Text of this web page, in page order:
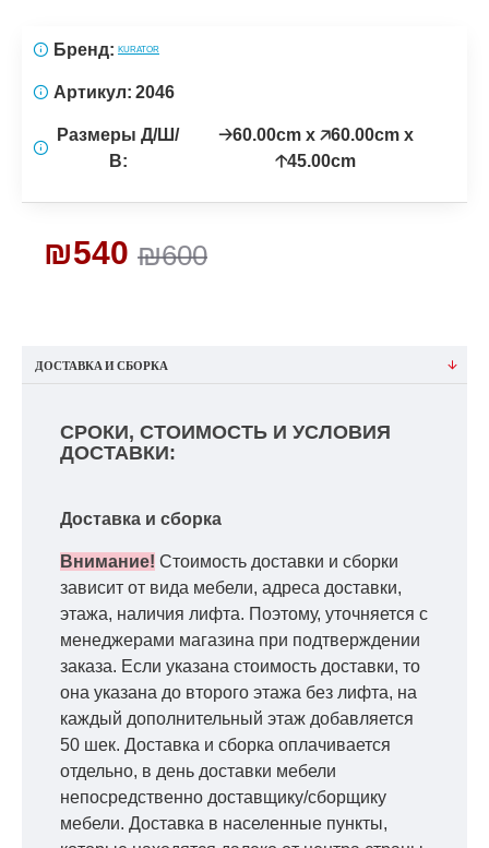
₪600
₪540
Бренд: KURATOR
Артикул: 2046
Размеры Д/Ш/
В:
🡢60.00cm x 🡥60.00cm x
🡡45.00cm
ДОСТАВКА И СБОРКА
СРОКИ, СТОИМОСТЬ И УСЛОВИЯ
ДОСТАВКИ:
Доставка и сборка
Внимание! Стоимость доставки и сборки
зависит от вида мебели, адреса доставки,
этажа, наличия лифта. Поэтому, уточняется с
менеджерами магазина при подтверждении
заказа. Если указана стоимость доставки, то
она указана до второго этажа без лифта, на
каждый дополнительный этаж добавляется
50 шек. Доставка и сборка оплачивается
отдельно, в день доставки мебели
непосредственно доставщику/сборщику
мебели. Доставка в населенные пункты,